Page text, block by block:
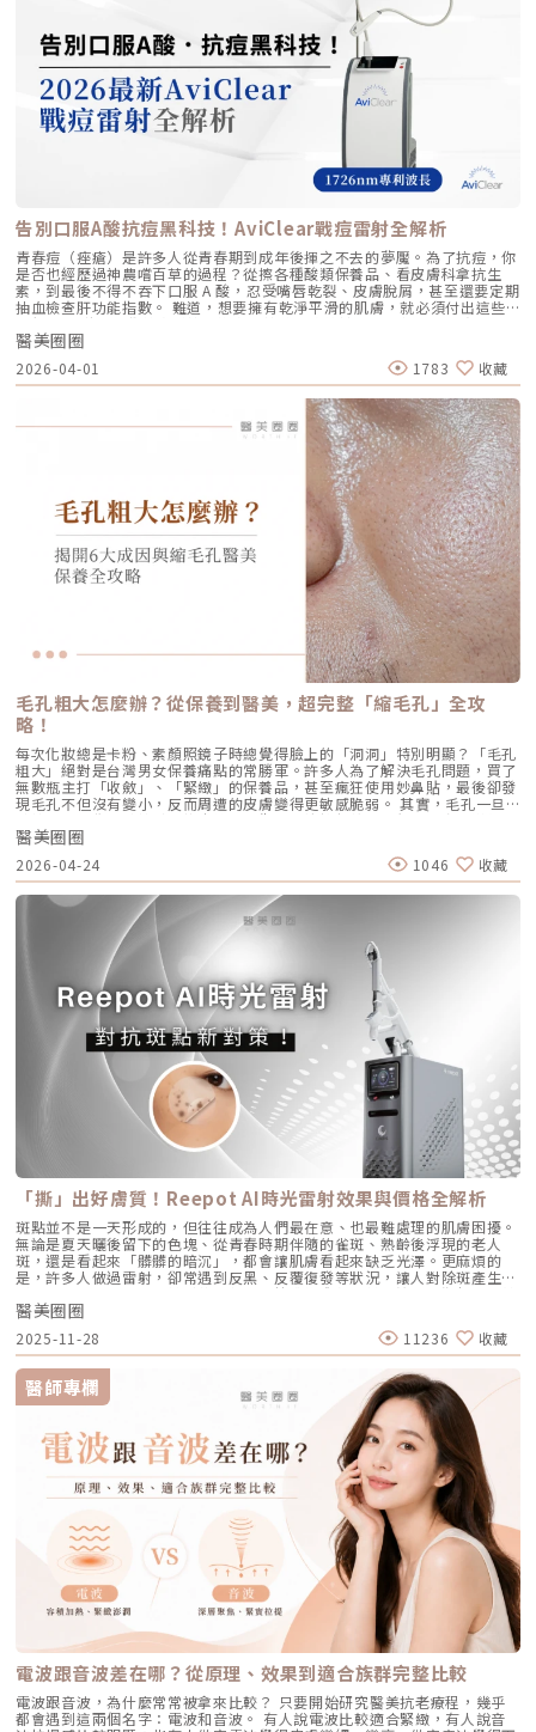
「由內而外」的重塑感，歡迎來到辰美學，讓我們為妳量身定制專屬的逆齡
處方箋。「詳細內容請詳見辰美學官網」
視個人體質、代謝與保養習慣而異） 約6～18個月 （因品牌、分子大小及
個人體質而異） 值得一提的是，它不像音波拉提需要靠機器操作、產生熱
能導致術後紅腫，也不會像玻尿酸填充容易造成過度膨脹的人工感，而是像
「智慧型保養」，漸進式修復你的肌膚底層架構。哪些人適合做璞菲洛？
Profhilo不僅適合輕熟女族群，也非常適合希望改善整體膚況、延緩老化的
人。尤其推薦給以下族群： 面臨初老症狀者： 臉部、頸部或手部出現細
紋、輕微鬆弛，以及肌膚彈性下降、缺乏緊實感的人。 膚質困擾者： 肌膚
乾燥、毛孔粗大、膚色不均或膚質粗糙，希望透過深層保濕來全面提升膚況
的人。 追求自然效果者： 不希望外觀有大幅度改變，只想透過自然、漸進
的方式讓自己看起來更年輕、更有氣色。 對其他療程敏感者： 曾對雷射、
能量儀器等療程反應較大，或希望尋找一種低風險、低修復期的保養方式。
忙碌但仍想維持好氣色的族群非常友善。璞菲洛療程建議與效果說明璞菲洛
建議以三次療程為一完整週期，前兩次治療間隔約30天，第三次則可延長至
4至6個月後進行。必要時，醫師會根據患者肌膚老化程度，評估是否安排加
強治療，以達到最佳效果。大部分患者在首次治療後約2至4週，能感受到肌
膚保濕度提升與質感柔嫩。完整療程結束後，肌膚彈性、細緻度與毛孔緊實
度明顯改善，效果可維持數月，期間因人而異，與個人膚質及保養習慣相
關。針對肌膚老化較嚴重的患者，醫師會提供客製化療程方案，確保治療成
效符合期待。為何完成完整療程後仍需定期補打？雖然Profhilo在第一年完
成三次療程後，可促進皮膚彈力蛋白的新生，但其成分會在體內逐漸代謝，
約在施打後28天開始減少。儘管如此，Profhilo所啟動的生物刺激作用能持
續約3個月左右。隨著時間流逝，皮膚的保濕度與細胞活化功能會逐漸降
低，肌膚質感可能回復至治療前的狀態。加上年齡增長與環境壓力，皮膚細
胞活力下降，因此建議每3至4個月進行一次補打，持續激活肌膚，維持年輕
健康。一項針對40至65歲受試者的研究顯示，接受兩次Profhilo注射（間
隔30天）後，在1個月與4個月的評估中，皮膚彈性與保濕度均有顯著提
升，且效果可維持至少4個月。受試者自我評估亦反映皺紋減少、肌膚更緊
緻，印證持續治療的重要性。（參考來源：Sparavigna et al., 2022）璞
菲洛療程前後注意事項術前： 停止服用抗凝血藥物（如阿斯匹靈、維他命
E） 治療當天避免化妝、飲酒 保持作息規律，避免熬夜與重度壓力術後：
24小時內避免按摩施打部位 三天內避免劇烈運動與三溫暖 一週內避免臉部
熱敷與刺激性護膚產品 建議加強保濕、防曬，幫助效果延長璞菲洛副作用
與風險Profhilo屬於非交聯玻尿酸，不含化學交聯劑，生物相容性極佳，副
作用相對少。常見輕微反應包括： 注射處短暫腫脹、微紅 局部輕微瘀青
（數日內可自行消退） 極少數人可能會有輕微搔癢或壓痛感，通常在數天
內緩解※ 選擇合法診所與原廠授權產品，是避免療程風險最關鍵的因素。
為什麼 Profhilo 成為新一代醫美趨勢？隨著醫美觀念的演變，越來越多人
追求自然、柔和的改善效果，不希望臉部看起來僵硬或過度膨脹。Profhilo
與傳統填充型療程最大的不同，在於它獨特的「重建」式作用。Profhilo
並非單純地填補，而是將高濃度玻尿酸均勻分布於肌膚真皮層，從底層刺激
膠原蛋白與彈力蛋白新生，啟動肌膚的自我修復能力，讓效果柔和自然，能
有效降低傳統填充物可能帶來的異物感，也更貼近肌膚自然老化的邏輯。此
外，Profhilo 完美契合了當前醫美市場「微侵入式」與「預防型保養」的
趨勢。它填補了日常保養品與侵入式手術之間的空缺，不需像肉毒桿菌那樣
限制表情，也不需要像手術拉皮那樣漫長的恢復期。對於生活忙碌、注重效
率的現代人來說，這讓它更容易被接受，成為許多人延緩老化、提升膚質的
首選。臨床案例分享以下為原廠提供的實際案例，透過Profhilo逆時針療
程，觀察治療前後肌膚狀態的變化，供大家參考了解療程效果。璞菲洛
Profhilo常見Q&AQ1：PROFHILO和水光療程有什麼差別？ 水光著重在肌
膚表層補水，讓皮膚變得水嫩透亮；而PROFHILO作用層次更深，不只補
水，還能活化膠原蛋白、彈力蛋白等細胞修復，提升整體彈性與緊緻度。它
的特點是透過穩定擴散來刺激肌膚自我修復，不靠刺激或破壞，適合想全面
改善膚況的人。Q2：可以和電波、音波等療程搭配嗎？ 可與電波、音波等
療程搭配使用，建議間隔約兩週，具體施打順序與時間需由醫師評估。電
波、音波術後可加速肌膚修復並延長效果，但需等皮膚完全降溫後再進行
Profhilo療程。施打前請務必諮詢醫師，遵從專業建議安排療程。Q3：璞
菲洛每年需要打幾次？ 一個完整療程通常包含三次施打，前兩次相隔約一
個月，第三次則可在四到六個月後進行。視個人膚況與需求，也可安排後續
加強療程，以延續效果。Q4：頸紋、手部老化也能打嗎？ 可以。Profhilo
在頸部與手背同樣有良好表現，能改善乾紋與鬆弛，是全方位肌膚重建療
程。Q5：是否適合所有膚質？ 大多數人皆可接受，但孕婦、哺乳中女性與
對玻尿酸過敏者不建議施打。Q6：哪些人適合做Profhilo？需要幾歲才能
做？Profhilo適合有初期老化、乾燥或鬆弛困擾的人，通常建議從30歲以後
就可以評估施作。特別推薦給希望改善膚況，又不想讓五官改變或產生膨脹
感的人。Q7：施打Profhilo會很痛嗎？會不會腫？需要修復期嗎？療程過
程簡單快速，使用極細針在臉部五個特定位點注射，疼痛感輕微。少數人會
有暫時性紅腫或小腫塊，通常幾小時內可自然消退，不會影響日常活動。
Q8：Profhilo成分天然嗎？會不會引起過敏？Profhilo採用高純度、非動
物來源的玻尿酸，不含常見交聯劑成分，安全性高，過敏反應發生機率非常
低，並獲得歐盟CE安全認證。Profhilo璞菲洛是突破傳統玻尿酸觀念的療
程，不以填充為主，而是提升肌膚自癒力與膚質的「逆時針保養」新選擇。
如果你渴望不影響生活的微創保養，並希望從根本改善膚質，Profhilo 絕
對值得你列入考量。在選擇療程前，務必諮詢專業醫師，評估自身膚況與適
合方案，才能真正達到年輕又自然的理想狀態。選擇合法診所、專業醫師與
原廠產品，是安全變美的不二法門。★溫馨提醒★小編要提醒大家，醫療並
非單純的商業交易，所有的療程都伴隨著風險。因此，作為消費者應該謹慎
選擇合適的醫療方案，以確保安全與健康。
憑藉經驗去推測深度，這就像是在迷霧中航行，風險與不穩定性自然較高。
1.1 精準醫療的「透視眼」最新的Ultherapy Prime 美國音波二代搭載了升
級版 DeepSEE® 即時影像技術。在施打的每一條能量時，我都能透過 2X 高
清螢幕清晰地看見病患當下的組織層級。這意味著： 避開神經與骨頭：大
幅降低因能量落點錯誤導致的劇痛或副作用。 精準鎖定 SMAS 筋膜層：確
保每一發熱凝結點都精確落在支撐輪廓的關鍵地基上。 即時監控探頭貼合
度：防止因貼合不全導致的表皮燙傷。二、 三種鬆弛型態：妳需要的是
「拉提」還是「緊緻」？很多客人到診間會直接說：「我要打音波。」但我
通常會先進行細緻的觸診與影像觀察，因為「鬆弛」其實分為不同層次。如
果診斷錯誤，治療效果就會大打折扣。我將臉部老化歸納為三種主要型態，
並給予不同的客製化建議：2.1 筋膜鬆弛型（結構下垂）這是最適合美國音
墜。這類問題的根源在於 SMAS 筋膜層失去張力，需要透過美音二代深達
4.5mm 的聚焦能量，從地基進行「拉提」。2.2 表皮鬆弛型（膚質鬆軟）
如果妳覺得臉部皮膚軟爛、毛孔粗大、布滿細紋，這通常是真皮層膠原蛋白
流失。此時我會建議以「無雙電波」或「鳳凰電波」為主，強化表層的「緊
緻」，若能搭配美音二代 1.5mm 或 3.0mm 的探頭進行分層治療，效果會
更全面。2.3 脂肪下移型（贅肉堆積）有些人老化表現是法令紋上方擠出一
塊肉，或是出現明顯的雙下巴。這類族群除了筋膜拉提，還需要美音二代對
脂肪組織產生的微熱效應來進行收斂，收緊鬆贅組織，恢復線條的俐落感。
三、 關於痛感與效果：二代真的不一樣嗎？「醫師，聽說美國音波非常
痛，是真的嗎？」這是許多客人心中的陰影。的確，第一代美國音波因其能
量輸出極為強悍扎實，對某些痛感較敏感的客人來說確實是一大挑戰。但
Ultherapy Prime（美音二代）在 2026 年能被醫美圈推崇，關鍵就在於它
大幅優化了「舒適度」。3.1 減痛技術的優化美音二代優化了能量輸出的波
型與頻率，使熱能釋放更加穩定均勻。在臨床操作中，我發現客人的耐受度
顯著提升，不再需要像早期那樣「痛到想哭」。 見效時間：治療當下因組
織受熱收縮，會有 10-20% 的即時拉提感。真正的巔峰效果會在術後 2–3
個月，隨著膠原蛋白的大量新生，輪廓會日益清晰。 維持時間：在規律的
生活作息下，一次優良的治療效果可維持 12–18 個月。四、 蔡醫師的減齡
處方箋：美音二代的精準佈點很多診所標榜「破千條」的音波，但我始終堅
持：條數不是越多越好，精準度才是關鍵。過多的能量可能造成脂肪萎縮
（臉凹），過少則無感。在辰美學，我會根據每一位客人的臉型厚薄、鬆弛
程度，規劃專屬的能量地圖。以下是 2026 年我常用的建議處方： 施作區
更好的「精緻度」，我常會建議在音波拉提後，搭配再生針（瑞德喜）進行
外輪廓的固定，或是以「混合式填充」補足流失的骨架支撐。這種「由內拉
提、由外固定」的複合思維，才是現代抗老的趨勢。五、 2026 醫美行情與
避坑建議當妳搜尋「美國音波二代價格」時，會發現市場行情落差很大。身
為醫師，我必須提醒大家，費用背後包含的是原廠探頭成本、儀器維護、以
及最重要的「醫師的技術與判讀經驗」。 認明原廠授權：施打前請掃描儀
器與探頭 QR Code，確保非水貨或非法翻新探頭。 選擇認證醫師：音波拉
提需要精準的解剖學知識，只有受過原廠培訓的醫師，才能在「安全邊界
內」將能量發揮到極致。六、 結語：愛美，是為了成就更好的自己我常
說，醫美的意義不在於把妳變成另外一個人，而在於「找回最巔峰狀態的
妳」。看著客人在治療後，重新對鏡子裡的自己露出自信的微笑，那是我身
為醫師最大的成就感。我會運用 Ultherapy Prime 美國音波第二代的精準
技術，結合我對面部結構的美感理解，悉心守護妳每一寸肌膚的張力。如果
您也對輪廓的流失感到焦慮，或者正猶豫哪種療程最適合自己，歡迎預約來
診間，讓我們在一個放鬆、透明的環境下，一起討論出最適合您的減齡計
畫。
告別口服A酸抗痘黑科技！AviClear戰痘雷射全解析
青春痘（痤瘡）是許多人從青春期到成年後揮之不去的夢魘。為了抗痘，你
是否也經歷過神農嚐百草的過程？從擦各種酸類保養品、看皮膚科拿抗生
素，到最後不得不吞下口服 A 酸，忍受嘴唇乾裂、皮膚脫屑，甚至還要定期
抽血檢查肝功能指數。 難道，想要擁有乾淨平滑的肌膚，就必須付出這些
代價嗎？ 隨著醫學美容科技的進步，抗痘治療終於迎來了劃時代的突破。
全球首款獲得美國 FDA 認證，專門針對「皮脂腺」進行治療的 AviClear 戰
痘雷射 正式問世。它主打不需依賴藥物、無嚴重副作用，透過專利
1726nm 波長雷射，從根源「關閉」過度活躍的皮脂腺。 這篇文章將帶你
全面深入了解 AviClear 戰痘雷射的作用原理、與傳統治療的差異、療程細
節以及真實的術後效果，幫助你評估這項抗痘黑科技是否適合自己。為什麼
痘痘總是反覆發作？看懂萬惡之源「皮脂腺」在認識 AviClear 戰痘雷射之
前，我們必須先了解痘痘（痤瘡）究竟是怎麼形成。青春痘的生成機制主要
包含四大關鍵： 皮脂分泌過盛：受到賀爾蒙、壓力、飲食或基因影響，皮
脂腺製造出過多的油脂。 毛囊角化異常：老廢角質無法正常代謝，與油脂
混合後堵塞毛孔，形成粉刺。 痤瘡桿菌增生：堵塞的無氧毛孔成為痤瘡桿
菌（C. acnes）的溫床，細菌大量繁殖。 發炎反應：細菌代謝物引發免疫
反應，導致紅腫、化膿，形成嚴重的囊腫型或膿皰型痘痘。在這四個環節
中，「皮脂分泌過盛」是啟動後續一連串災難的開關。傳統的治療方式，如
抗生素主要針對殺菌；外用酸類主要針對去角質。唯有口服 A 酸能夠有效抑
制皮脂腺分泌，這也是為什麼口服 A 酸過去被視為治療嚴重痘痘的終極武
器。然而，口服 A 酸伴隨著全身性的副作用。而 AviClear 戰痘雷射的誕
生，就是為了一次解決這個痛點：我們能不能在不吃藥的情況下，精準且長
效地控制皮脂腺？什麼是 AviClear 戰痘雷射？解密 1726nm 的物理奇蹟
AviClear 戰痘雷射是一台利用特定波長光能來治療痤瘡的醫療儀器。它的核
心技術在於突破性的1726nm 波長雷射。1. 為什麼是 1726nm 波長？「專
吃油脂」的標靶治療在雷射醫學中，不同的波長會被不同的目標物（如黑色
素、血紅素、水分）吸收。1726nm 這個波長非常特殊，它在人體組織
中，被皮脂（油脂）吸收的效率，大約是被水分吸收的 2 倍。當 AviClear
的雷射光束打入真皮層時，能量會精準地被富含油脂的「皮脂腺」大量吸
收，進而產生熱能。這些熱能會破壞過度活躍的皮脂腺細胞，變得萎縮、分
泌量大幅下降。當沒有過多的油脂，毛孔就不易堵塞，痤瘡桿菌也失去了生
存的養分，痘痘自然就失去了生長的溫床。2. AviCool™ 藍寶石冷卻系統：
保護表皮，大幅提升舒適度既然要用熱能破壞深層的皮脂腺，表皮會不會被
燙傷？這正是 AviClear 的另一項核心專利。機器配備了專屬的 AviCool™
藍寶石接觸式冷卻系統。在雷射擊發前、擊發中與擊發後，冷卻系統會持續
將表皮溫度維持在安全的低溫狀態。這不僅能防止表皮熱傷害、避免術後反
黑，更大幅降低了療程中的痛感，讓患者在不需要敷麻藥的情況下（視個人
耐受度而定），也能順利完成治療。AviClear 戰痘雷射 vs. 藍雷射與傳統療
法：抗痘金大PK過去我們面對嚴重的青春痘，「吞口服A酸」幾乎是唯一的
終極解方。然而，隨著光電科技的突破，現代的醫美抗痘已經邁入了「精準
破壞皮脂腺」的新紀元。目前市面上討論度最高的兩大抗痘黑科技，分別是
AviClear 戰痘雷射與 CAPRI 藍雷射。雖然兩者都主打不吃藥、從根源控
油，但在波長與作用機制上卻有著根本的差異。我們該如何選擇？它們與傳
統的口服A酸又有什麼不同？以下為您全面解析。頂尖對決：AviClear 戰痘
雷射 vs. CAPRI 藍雷射這兩款都是目前熱門的無藥物抗痘雷射，雖然目標一
致，但「作戰策略」卻截然不同：1. AviClear 戰痘雷射（1726nm）：專
注皮脂腺的「源頭阻斷」作用原理：搭載專利 1726nm 波長，具備極高的
「油脂專一性」，能穿透皮膚精準鎖定並加熱肥大的皮脂腺，使其萎縮。核
心強項：直接從源頭切斷出油量並破壞痘痘的生長環境，主打極長效的抗痘
與控油效果，非常適合追求長期穩定膚況、不想依賴藥物的人。2. CAPRI
藍雷射（1450nm + 450nm）：控油＋殺菌的「雙效複合」作用原理：結
合 1450nm 的熱能來縮減皮脂腺（控油），同時搭配 450nm 藍光直接消
滅表皮的痤瘡桿菌（殺菌）。核心強項：雙管齊下，對於臉上正在急性發
炎、紅腫的痘痘，具有極佳的立即退紅與消炎效果，適合需要快速壓制大面
積發炎的患者。3. 傳統終極武器：口服A酸（Isotretinoin）作用原理：屬
於全身性的系統性治療。它能全面抑制皮脂腺分泌、使皮脂腺萎縮，同時促
進毛囊正常角化，並大幅減少發炎反應與痤瘡桿菌增生。核心強項：能夠一
次打擊痘痘的四大成因，對於嚴重型、結節囊腫型痘痘，或是對其他治療
（包含抗生素、外用藥膏）無效的頑固型痘痘，具有極高的治癒率與長效
性。需注意事項：伴隨較明顯的副作用，最常見包含嘴唇乾裂、皮膚乾燥脫
皮、眼睛乾澀等。此外，孕婦絕對禁用（具致畸胎性），療程期間需配合醫
師定期抽血監測肝功能與血脂，且通常需持續服用數個月至一年以上以達到
「雷射波長」與「對油脂的吸收破壞力」。簡單來說，藍雷射主打「控油加
殺菌」的雙效機制，適合用來對付輕中度的痘痘與毛孔粗大問題；而
1726nm 的戰痘雷射則是專為「阻斷皮脂腺」而生，能精準且深度地破壞
出油源頭，因此更適合用來拯救中重度發炎、滿臉油光，以及長年反覆發作
的頑固型痘痘肌。誰最適合打 AviClear 戰痘雷射？如果符合以下任一情
況，AviClear 將會是非常值得評估的投資： 口服藥物恐懼或不適應者：曾
經吃過口服 A 酸但無法忍受乾燥脫皮，或是抽血發現肝指數異常而被迫停藥
的人。 備孕中或哺乳中的女性：口服 A 酸有強烈的致畸胎性，停藥後仍需
避孕一段時間；而戰痘雷射純粹是物理性光電治療，對全身系統無影響（但
孕婦本身基於安全考量，雷射療程前仍須經醫師評估）。 滿臉油光、毛孔
粗大者：即使目前沒有嚴重的發炎痘痘，但深受「中東油田」困擾，希望從
根本減少出油量的人。 作息不正常、壓力型成人痘：針對因為熬夜、壓力
大導致賀爾蒙波動，進而反覆在下巴、兩頰爆發的成人痘，精準破壞皮脂腺
能有效阻斷復發。 深色肌膚患者：過去許多雷射（如脈衝光、某些淨膚雷
射）在深色肌膚上容易引發熱傷害或色素沉澱（反黑）。AviClear 的
1726nm 波長針對的是「油脂」而非「黑色素」，因此適用於 Fitzpatrick
膚色分類的 I 到 VI 型（包含極深色肌膚），安全性極高。AviClear 戰痘雷
射 常見 QA 總整理在決定進行療程前，大家心中難免還有一些疑問。我們
整理了討論度最高的幾個問題：Q1：打 AviClear 戰痘雷射會痛嗎？需要敷
麻藥嗎？A：疼痛度極低，多數患者甚至不需要敷麻藥！怕痛的人有福了！
AviClear 搭載了專利的「AviCool™ 藍寶石冷卻技術」，探頭在雷射擊發的
前、中、後都會持續為肌膚表面降溫。治療過程中，主要會感覺到探頭冰冰
涼涼的，伴隨輕微的溫熱感或是像被橡皮筋輕彈的感覺。相較於傳統雷射或
手工清粉刺的痛楚，整體舒適度大幅提升，輕鬆就能完成療程。Q2：我現
在正在吃口服 A 酸，可以打 AviClear 嗎？A：建議先與主治醫師討論。一
醫美圈圈
2026-04-01 1783 收藏
毛孔粗大怎麼辦？從保養到醫美，超完整「縮毛孔」全攻
略！
每次化妝總是卡粉、素顏照鏡子時總覺得臉上的「洞洞」特別明顯？「毛孔
粗大」絕對是台灣男女保養痛點的常勝軍。許多人為了解決毛孔問題，買了
無數瓶主打「收斂」、「緊緻」的保養品，甚至瘋狂使用妙鼻貼，最後卻發
現毛孔不但沒有變小，反而周遭的皮膚變得更敏感脆弱。 其實，毛孔一旦
被撐大，就像是被撐鬆的橡皮筋，光靠日常塗抹保養品是很難「完全逆轉」
的。想要有效改善毛孔粗大，我們必須先搞懂你的毛孔是哪一種「型」，才
能對症下藥！這篇文章將帶你從日常保養到專業醫美療程，全面拯救毛孔粗
大的終極對策。為什麼我的毛孔會變大？揭開毛孔粗大的 6大元兇在探討怎
麼解決之前，我們得先抓出讓毛孔變大的罪魁禍首。毛孔粗大絕對不是單一
原因造成的，通常是以下幾個因素交織而成的結果：1. 【油脂型毛孔】：中
東油田的擴建工程毛孔是皮脂排出的主要通道。當你的皮脂腺天生比較發
達，或是受到氣溫升高、荷爾蒙波動、常吃高油高糖食物影響，導致出油量
大增時，通道就會被迫「擴建」來排出這些大量油脂。2. 【角質型毛孔】：
通道堵塞引發的連鎖反應健康的肌膚會自然代謝老廢角質，但如果代謝異
常，這些廢棄角質就會和皮脂、空氣中的髒污混合在一起，死死地堵塞在毛
孔開口。久而久之，毛孔就像被塞了軟木塞一樣，被越撐越大。3. 【老化型
毛孔】：膠原蛋白流失的初老警報真皮層中的「膠原蛋白」和「彈力蛋白」
就像是撐起毛孔的堅固地基。隨著年齡增長，或是長期不防曬導致的「光老
化」，地基流失、失去支撐力，毛孔邊緣的肌膚就會順著地心引力往下垂。
4. 【缺水型毛孔】：肌膚乾旱造成的表面危機這點常被許多人忽略！當角質
層極度缺水時，毛孔周圍的表皮細胞會像失去水分的蘋果一樣乾癟、萎縮，
無法飽滿排列。在細胞與細胞之間的縫隙變大之下，視覺上毛孔就顯得非常
明顯。5. 【疤痕型毛孔】：手癢硬擠留下的歷史遺跡嚴格來說這已經是「痘
疤」的範疇。過去長了嚴重的發炎性青春痘，或是手癢過度暴力擠壓，導致
真皮層組織嚴重受損。在傷口修復的過程中產生了纖維化拉扯，最終形成不
可逆的凹洞。6. 【蟎蟲型毛孔】：隱形的微小房客在作怪我們的臉上本來就
有共生的「蠕形蟎蟲」，但當免疫力下降、皮脂分泌失衡，或是過度清潔破
壞皮脂膜時，蟎蟲就會大量異常繁殖。牠們會啃食皮脂、進出毛囊，蟲體的
排泄物與屍體會引發毛囊發炎，進而把毛孔撐大。如何從日常居家保養穩住
毛孔不失控？雖然保養品無法讓已經擴大的毛孔完全「縮回」，但正確的居
家保養，能幫助控制毛孔不再進一步擴張，並改善整體膚質的平滑度。1. 溫
和清潔，不過度刺激：選擇胺基酸系等溫和潔顏產品，一天清潔 1～2 次即
可。避免頻繁使用磨砂或強力去角質產品，以減少對皮膚屏障的刺激。2. 適
度使用酸類，幫助代謝角質：對於油脂分泌較旺或粉刺型毛孔，可在醫師或
專業建議下使用酸類保養品： 水楊酸（BHA）：脂溶性，能深入毛孔幫助
油脂代謝，常用於黑頭與粉刺調理。 果酸（AHA，如甘醇酸、乳酸）：主要
作用於表層角質更新，改善肌膚粗糙。 杏仁酸：屬於果酸的一種但兼具親
脂特性，屬較溫和的酸類選擇。3. 抗老成分 A醇（Retinol）：A醇是目前研
究較完整的抗老成分之一，可促進表皮更新，並間接支持膠原蛋白生成，對
於老化型毛孔與膚質粗糙有一定幫助。但 A醇具有刺激性，建議採取低濃
度、循序漸進方式建立耐受。4. 防曬是關鍵保護：紫外線是造成膠原蛋白流
失與肌膚老化的重要因素之一。長期日曬會加速毛孔鬆弛，因此無論晴雨都
應確實做好防曬（塗抹防曬乳或物理性遮蔽）。醫美療程如何精準對抗毛孔
粗大？如果你期待的是肉眼可見的改善幅度，相比起日常保養，專業的醫美
療程通常會是更直接且具效率的選擇之一。隨著醫美科技的不斷進步，針對
不同成因的毛孔問題都有相對應的解方！1. 溫和深層清潔：海菲秀
（HydraFacial）原理：屬於非侵入性的保養。利用專利的負壓水渦流技
術，溫和無痛地吸出毛孔深層的黑頭、白頭粉刺與多餘皮脂，同時導入高濃
度的保濕與抗氧化精華。適合誰：出油粉刺型毛孔、怕痛不敢打雷射、想作
為重要活動前的急救保養者。效果與特色：做完當下皮膚立刻感受到「會呼
吸」的潔淨感，毛孔因為髒污被清空並喝飽水，視覺上會立刻變得細緻，且
無恢復期。2. 光電雷射：皮秒雷射（搭配特殊透鏡）原理：皮秒雷射
（Pico Laser）是目前詢問度最高的縮毛孔療程。核心在於加上了「蜂巢透
鏡」或「聚焦透鏡」。這能在不破壞表皮的情況下，將雷射光束匯聚，在真
皮層產生「空泡效應（LIOB）」。這就像是在皮膚深層進行微小的破壞，
藉此喚醒肌膚的自癒機制，大量刺激膠原蛋白與彈力纖維新生，進而把毛孔
周圍的凹陷給「撐」起來。適合誰：輕中度的老化型毛孔、輕微淺層痘疤、
想同時改善膚色不均與暗沉的人。效果與特色：熱傷害小，術後通常只會紅
腫1~3天，幾乎不影響日常生活。是目前 CP 值極高的定期保養型雷射。3.
醫美圈圈
2026-04-24 1046 收藏
「撕」出好膚質！Reepot AI時光雷射效果與價格全解析
斑點並不是一天形成的，但往往成為人們最在意、也最難處理的肌膚困擾。
無論是夏天曬後留下的色塊、從青春時期伴隨的雀斑、熟齡後浮現的老人
斑，還是看起來「髒髒的暗沉」，都會讓肌膚看起來缺乏光澤。更麻煩的
是，許多人做過雷射，卻常遇到反黑、反覆復發等狀況，讓人對除斑產生陰
影。 Reepot AI時光雷射（仿單名為「蕾璞釹雅各雷射系統」，衛部醫器輸
字第 037165 號）自 2025 年 7 月上市後便迅速受到關注，被視為色素治
療領域重要新進展。它重新定義了傳統除斑的思維，將以往以熱能為主的
「燒灼式破壞」，轉變為更精準、更可控的「震碎式處理」，再結合 AI 影
像分析與超冷卻保護，使治療不僅更安全、也更貼近現代人追求的舒適與高
效率。對於過去因反黑、修復期長或效果不均而猶豫的族群而言，Reepot
的出現為除斑帶來全新的可能。 這篇文章就帶你理解Reepot 到底怎麼運
作？和你聽過的皮秒、傳統雷射有什麼不同？誰適合做、誰不適合？效果、
術後照護、價格又是多少呢？希望能讓你在做選擇前，有完整且中立的參
考。為什麼斑點這麼難纏？了解色素成因，是選擇療程前最重要的一步許多
人以為斑點只是「曬太陽造成的色塊」，但實際上臉上的每一顆斑，都可能
有不同來源。色素形成的原因多元，深度位置也不相同，因此在治療上自然
不能以單一方式應對。常見的斑點來源包括：一、紫外線長期累積的影響日
曬會刺激黑色素細胞活躍，形成曬斑、雀斑或不均勻暗沉。二、基因與體質
因素有些人天生黑色素細胞較敏感，斑點更容易在年輕時就出現。三、荷爾
蒙波動包含懷孕、避孕藥、壓力、作息不穩等，都可能使色素活躍，例如熟
知的肝斑。四、發炎後色素沉澱（PIH）痘痘、皮膚受傷、過度刺激後，都
可能留下深淺不一的色沉。以上原因造成斑點呈現不同的「深度」「密度」
與「分布」，也使除斑變得不再只是把黑色素擊散這麼簡單。只要能量不
足，改善有限；能量過強，又可能刺激皮膚，造成修復期延長、色素反應，
甚至讓斑點反覆出現。也因為色素問題本身複雜，傳統除斑療程才會讓人覺
得「效果不一定穩定」。要真正提高治療的成功率，關鍵就在於是否能更精
準、穩定地處理不同深度的黑色素，同時降低熱傷害。什麼是 Reepot AI時
光雷射？從技術重新理解除斑Reepot AI時光雷射是一款以 532 nm 綠光為
基礎，並結合 AI 影像分析的智慧型色素雷射，已通過美國 FDA、韓國
KFDA 與台灣 TFDA 核可。它的設計目的，是讓除斑治療更精準、更安全，
醫美圈圈
2025-11-28 11236 收藏
醫師專欄
電波跟音波差在哪？從原理、效果到適合族群完整比較
電波跟音波，為什麼常常被拿來比較？ 只要開始研究醫美抗老療程，幾乎
都會遇到這兩個名字：電波和音波。 有人說電波比較適合緊緻，有人說音